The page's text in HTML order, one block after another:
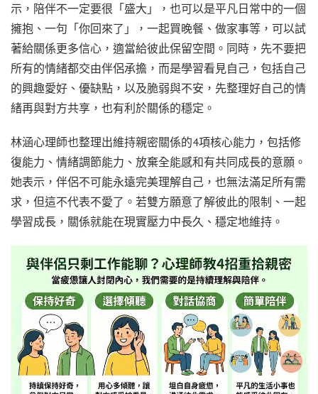
示，陪伴不一定要很「盛大」，也可以是平凡日常中的一個
擁抱、一句「你回來了」，一起買晚餐、做家事等，可以試
著給關係更多信心，適當給彼此保留空間。同時，先不要把
所有的情緒都交由伴侶承擔，而是學習看見自己，包括自己
的興趣愛好、優缺點，以及脆弱與不安，先整理好自己的情
緒再與對方共享，也有利於關係的穩定。
林涵心理師也整理出維持親密關係的4項核心能力，包括修
復能力、情緒調節能力、放棄全能感和有共同成長的意願。
她表示，伴侶不可能永遠完美理解自己，也無法滿足所有需
求，但這不代表不愛了。若雙方願意了解彼此的限制、一起
學習成長，關係就能在現實壓力中長久、穩定地維持。